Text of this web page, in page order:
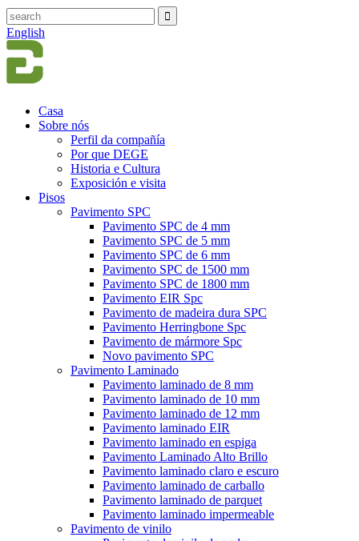
English
Casa
Sobre nós
Perfil da compañía
Por que DEGE
Historia e Cultura
Exposición e visita
Pisos
Pavimento SPC
Pavimento SPC de 4 mm
Pavimento SPC de 5 mm
Pavimento SPC de 6 mm
Pavimento SPC de 1500 mm
Pavimento SPC de 1800 mm
Pavimento EIR Spc
Pavimento de madeira dura SPC
Pavimento Herringbone Spc
Pavimento de mármore Spc
Novo pavimento SPC
Pavimento Laminado
Pavimento laminado de 8 mm
Pavimento laminado de 10 mm
Pavimento laminado de 12 mm
Pavimento laminado EIR
Pavimento laminado en espiga
Pavimento Laminado Alto Brillo
Pavimento laminado claro e escuro
Pavimento laminado de carballo
Pavimento laminado de parquet
Pavimento laminado impermeable
Pavimento de vinilo